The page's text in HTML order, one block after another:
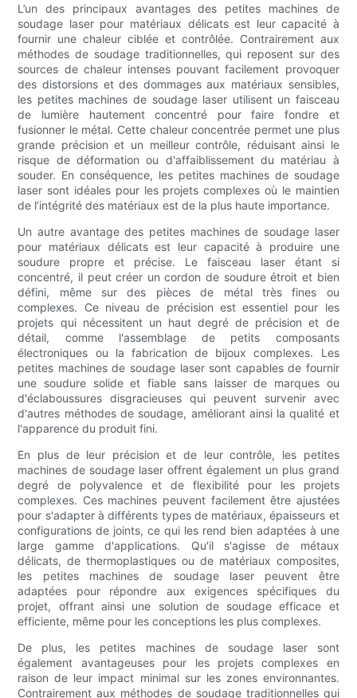
L’un des principaux avantages des petites machines de
soudage laser pour matériaux délicats est leur capacité à
fournir une chaleur ciblée et contrôlée. Contrairement aux
méthodes de soudage traditionnelles, qui reposent sur des
sources de chaleur intenses pouvant facilement provoquer
des distorsions et des dommages aux matériaux sensibles,
les petites machines de soudage laser utilisent un faisceau
de lumière hautement concentré pour faire fondre et
fusionner le métal. Cette chaleur concentrée permet une plus
grande précision et un meilleur contrôle, réduisant ainsi le
risque de déformation ou d'affaiblissement du matériau à
souder. En conséquence, les petites machines de soudage
laser sont idéales pour les projets complexes où le maintien
de l’intégrité des matériaux est de la plus haute importance.
Un autre avantage des petites machines de soudage laser
pour matériaux délicats est leur capacité à produire une
soudure propre et précise. Le faisceau laser étant si
concentré, il peut créer un cordon de soudure étroit et bien
défini, même sur des pièces de métal très fines ou
complexes. Ce niveau de précision est essentiel pour les
projets qui nécessitent un haut degré de précision et de
détail, comme l'assemblage de petits composants
électroniques ou la fabrication de bijoux complexes. Les
petites machines de soudage laser sont capables de fournir
une soudure solide et fiable sans laisser de marques ou
d'éclaboussures disgracieuses qui peuvent survenir avec
d'autres méthodes de soudage, améliorant ainsi la qualité et
l'apparence du produit fini.
En plus de leur précision et de leur contrôle, les petites
machines de soudage laser offrent également un plus grand
degré de polyvalence et de flexibilité pour les projets
complexes. Ces machines peuvent facilement être ajustées
pour s'adapter à différents types de matériaux, épaisseurs et
configurations de joints, ce qui les rend bien adaptées à une
large gamme d'applications. Qu'il s'agisse de métaux
délicats, de thermoplastiques ou de matériaux composites,
les petites machines de soudage laser peuvent être
adaptées pour répondre aux exigences spécifiques du
projet, offrant ainsi une solution de soudage efficace et
efficiente, même pour les conceptions les plus complexes.
De plus, les petites machines de soudage laser sont
également avantageuses pour les projets complexes en
raison de leur impact minimal sur les zones environnantes.
Contrairement aux méthodes de soudage traditionnelles qui